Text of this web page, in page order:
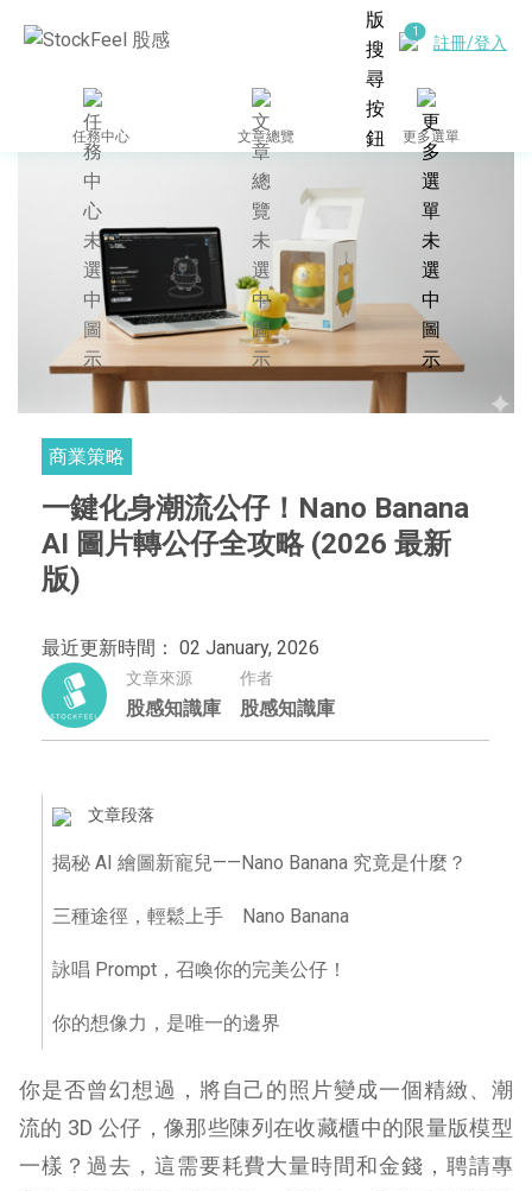
註冊/登入
任務中心 文章總覽 更多選單
商業策略
一鍵化身潮流公仔！Nano Banana
AI 圖片轉公仔全攻略 (2026 最新
版)
最近更新時間： 02 January, 2026
文章來源
股感知識庫
作者
股感知識庫
文章段落
揭秘 AI 繪圖新寵兒——Nano Banana 究竟是什麼？
三種途徑，輕鬆上手 Nano Banana
詠唱 Prompt，召喚你的完美公仔！
你的想像力，是唯一的邊界
你是否曾幻想過，將自己的照片變成一個精緻、潮
流的 3D 公仔，像那些陳列在收藏櫃中的限量版模型
一樣？過去，這需要耗費大量時間和金錢，聘請專